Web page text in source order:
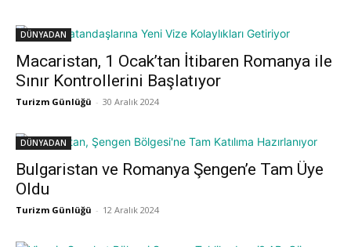
DÜNYADAN
Macaristan, 1 Ocak’tan İtibaren Romanya ile
Sınır Kontrollerini Başlatıyor
Turizm Günlüğü - 30 Aralık 2024
DÜNYADAN
Bulgaristan ve Romanya Şengen’e Tam Üye
Oldu
Turizm Günlüğü - 12 Aralık 2024